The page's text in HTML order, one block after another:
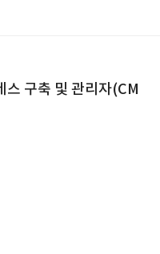
스 구축 및 관리자(CM